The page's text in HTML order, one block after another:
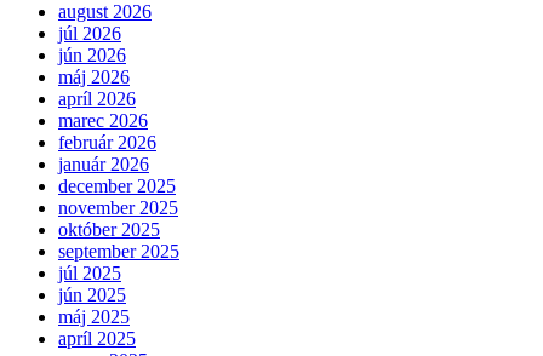
august 2026
júl 2026
jún 2026
máj 2026
apríl 2026
marec 2026
február 2026
január 2026
december 2025
november 2025
október 2025
september 2025
júl 2025
jún 2025
máj 2025
apríl 2025